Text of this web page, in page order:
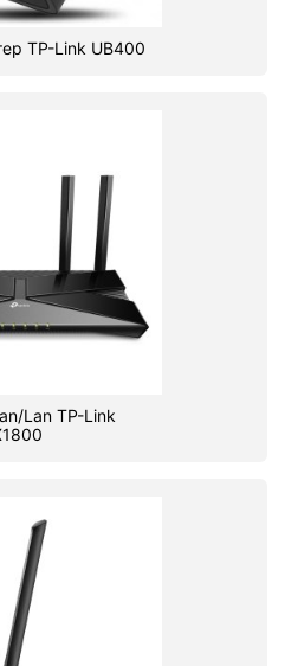
TP-Link UB400
Lan TP-Link